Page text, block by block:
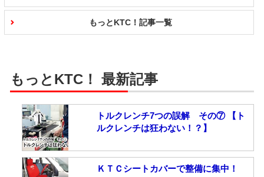
もっとKTC！記事一覧
もっとKTC！ 最新記事
トルクレンチ7つの誤解 その⑦ 【ト
ルクレンチは狂わない！？】
ＫＴＣシートカバーで整備に集中！